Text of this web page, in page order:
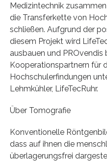
Medizintechnik
die Transferkette von
schließen. Aufgrund der
diesem Projekt wird
ausbauen und PROvendis
Kooperationspartnern für
Hochschulerfindungen
Lehmkühler, LifeTecRuhr.
Über Tomografie
Konventionelle
dass auf ihnen die
überlagerungsfrei